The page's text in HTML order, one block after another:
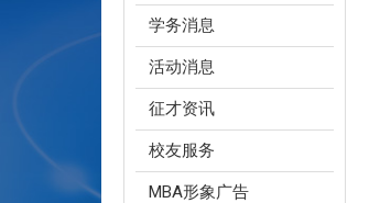
学务消息
活动消息
征才资讯
校友服务
MBA形象广告